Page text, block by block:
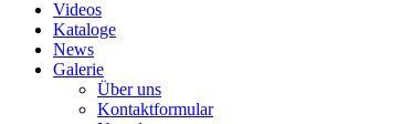
Videos
Kataloge
News
Galerie
Über uns
Kontaktformular